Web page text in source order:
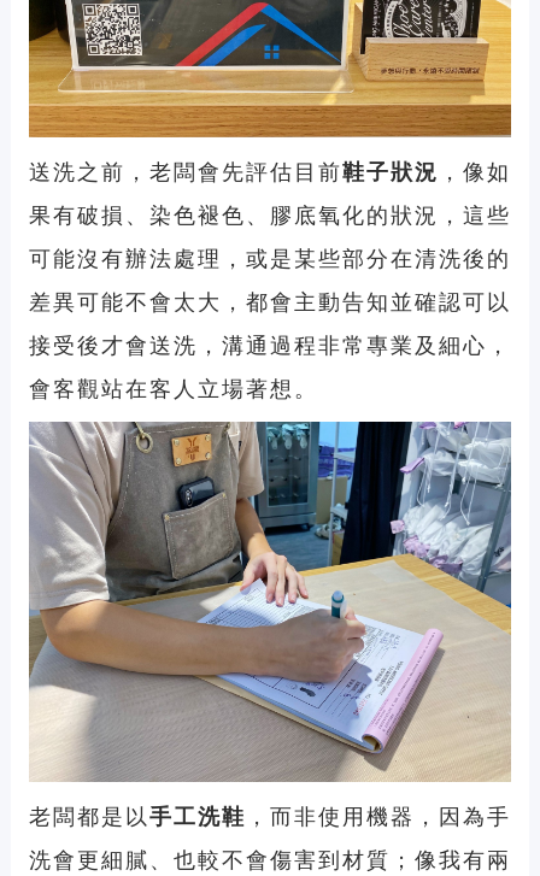
送洗之前，老闆會先評估目前鞋子狀況 ，像如
果有破損、染色褪色、膠底氧化的狀況，這些
可能沒有辦法處理，或是某些部分在清洗後的
差異可能不會太大，都會主動告知並確認可以
接受後才會送洗，溝通過程非常專業及細心，
會客觀站在客人立場著想。
老闆都是以手工洗鞋 ，而非使用機器，因為手
洗會更細膩、也較不會傷害到材質；像我有兩